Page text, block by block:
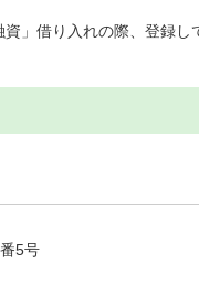
」借り入れの際、登録し
5号